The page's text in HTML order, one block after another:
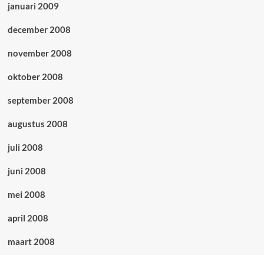
januari 2009
december 2008
november 2008
oktober 2008
september 2008
augustus 2008
juli 2008
juni 2008
mei 2008
april 2008
maart 2008